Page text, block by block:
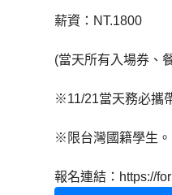
薪資：NT.1800
(當天所有入場券、
※11/21當天務必攜
※限台灣國籍學生。
報名連結：https://